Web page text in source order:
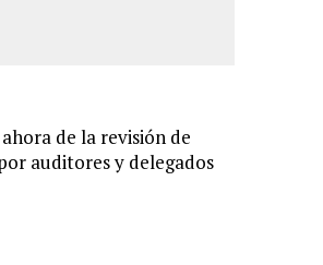
de la revisión de
auditores y delegados